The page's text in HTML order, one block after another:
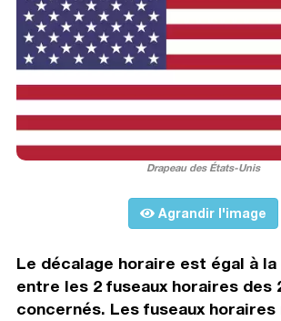
Drapeau des États-Unis
Agrandir l'image
Le décalage horaire est égal à
entre les 2 fuseaux horaires des
concernés. Les fuseaux